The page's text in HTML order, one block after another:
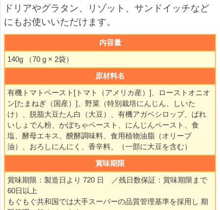
ドリアやグラタン、リゾット、サンドイッチなど
にもお使いいただけます。
内容量
140g （70 g × 2袋）
原材料名
有機トマトペースト[トマト（アメリカ産）]、ローストオニオ
ン[たまねぎ（国産）]、野菜（特別栽培にんじん、しいた
け）、脱脂大豆たん白（大豆）、有機アガベシロップ、ばれ
いしょでん粉、かぼちゃペースト、にんじんペースト、食
塩、酵母エキス、醗酵調味料、食用植物油脂（オリーブ
油）、おろしにんにく、香辛料、（一部に大豆を含む）
賞味期限
賞味期限：製造日より 720 日 ／残日数保証：賞味期限まで
60日以上
もぐもぐ共和国では大手スーパーの品質管理基準を採用し 期